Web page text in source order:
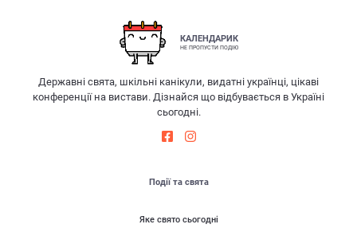
КАЛЕНДАРИК
НЕ ПРОПУСТИ ПОДІЮ
Державні свята, шкільні канікули, видатні українці, цікаві
конференції на вистави. Дізнайся що відбувається в Україні
сьогодні.
Події та свята
Яке свято сьогодні